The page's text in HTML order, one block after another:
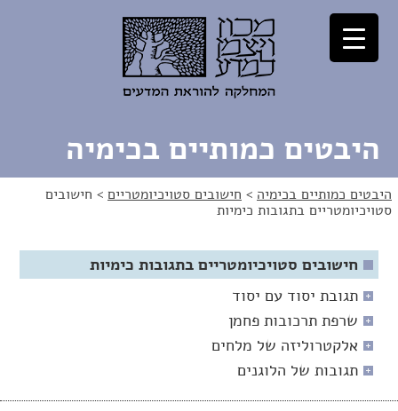
לתוכן
לניווט
היבטים כמותיים בכימיה
היבטים כמותיים בכימיה > חישובים סטויכיומטריים > חישובים
סטויכיומטריים בתגובות כימיות
חישובים סטויכיומטריים בתגובות כימיות
תגובת יסוד עם יסוד
שרפת תרכובות פחמן
אלקטרוליזה של מלחים
תגובות של הלוגנים